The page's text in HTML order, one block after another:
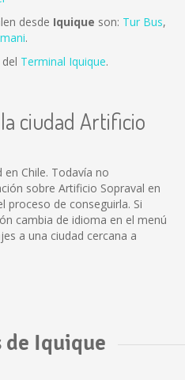
desde Iquique son: Tur Bus,
.
Terminal Iquique.
ciudad Artificio
Chile. Todavía no
sobre Artificio Sopraval en
proceso de conseguirla. Si
cambia de idioma en el menú
a una ciudad cercana a
de Iquique